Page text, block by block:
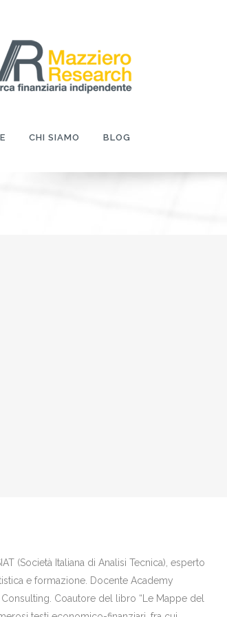
CHI SIAMO BLOG
(Società Italiana di Analisi Tecnica), esperto
e formazione. Docente Academy
Coautore del libro “Le Mappe del